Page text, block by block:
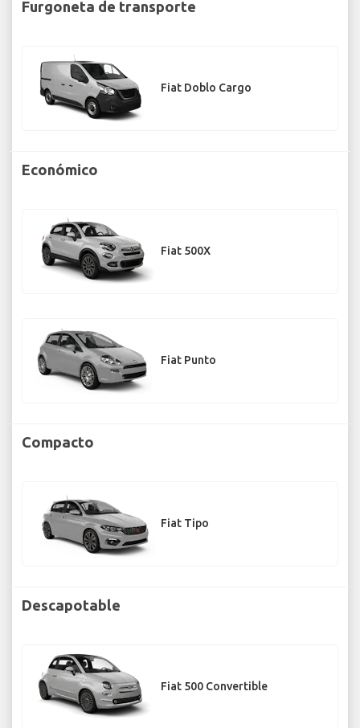
Furgoneta de transporte
Fiat Doblo Cargo
Económico
Fiat 500X
Fiat Punto
Compacto
Fiat Tipo
Descapotable
Fiat 500 Convertible